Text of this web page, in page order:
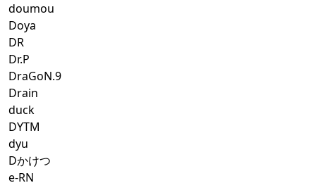
doumou
Doya
DR
Dr.P
DraGoN.9
Drain
duck
DYTM
dyu
Dかけつ
e-RN